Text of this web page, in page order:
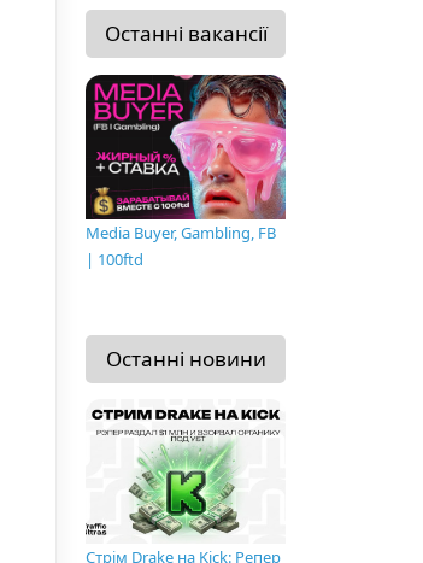
Останні вакансії
Media Buyer, Gambling, FB
| 100ftd
Останні новини
Стрім Drake на Kick: Репер